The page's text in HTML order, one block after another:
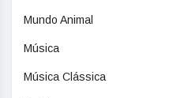
Mundo Animal
Música
Música Clássica